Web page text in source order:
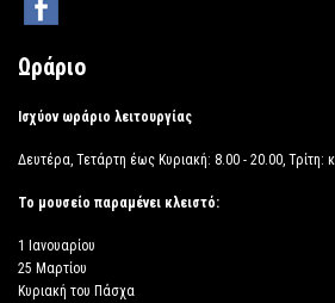
Ωράριο
Ισχύον ωράριο λειτουργίας
Δευτέρα, Τετάρτη έως Κυριακή: 8.00 - 20.00, Τρίτη:
Το μουσείο παραμένει κλειστό:
1 Ιανουαρίου
25 Μαρτίου
Κυριακή του Πάσχα